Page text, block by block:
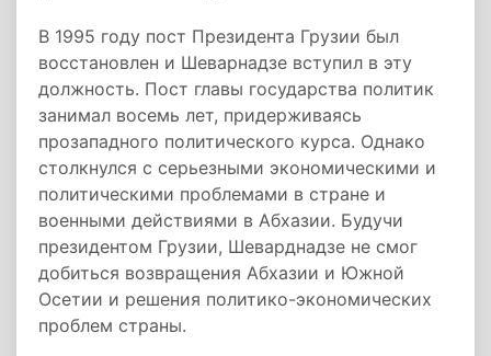
В 1995 году пост Президента Грузии был
восстановлен и Шеварнадзе вступил в эту
должность. Пост главы государства политик
занимал восемь лет, придерживаясь
прозападного политического курса. Однако
столкнулся с серьезными экономическими и
политическими проблемами в стране и
военными действиями в Абхазии. Будучи
президентом Грузии, Шеварднадзе не смог
добиться возвращения Абхазии и Южной
Осетии и решения политико-экономических
проблем страны.